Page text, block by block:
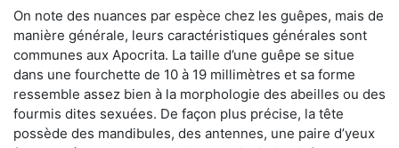
On note des nuances par espèce chez les guêpes, mais de
manière générale, leurs caractéristiques générales sont
communes aux Apocrita. La taille d’une guêpe se situe
dans une fourchette de 10 à 19 millimètres et sa forme
ressemble assez bien à la morphologie des abeilles ou des
fourmis dites sexuées. De façon plus précise, la tête
possède des mandibules, des antennes, une paire d’yeux